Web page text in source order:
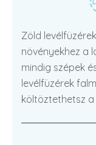
Zöld
növényekhez a
mindig szépek
levélfüzérek
költöztethetsz